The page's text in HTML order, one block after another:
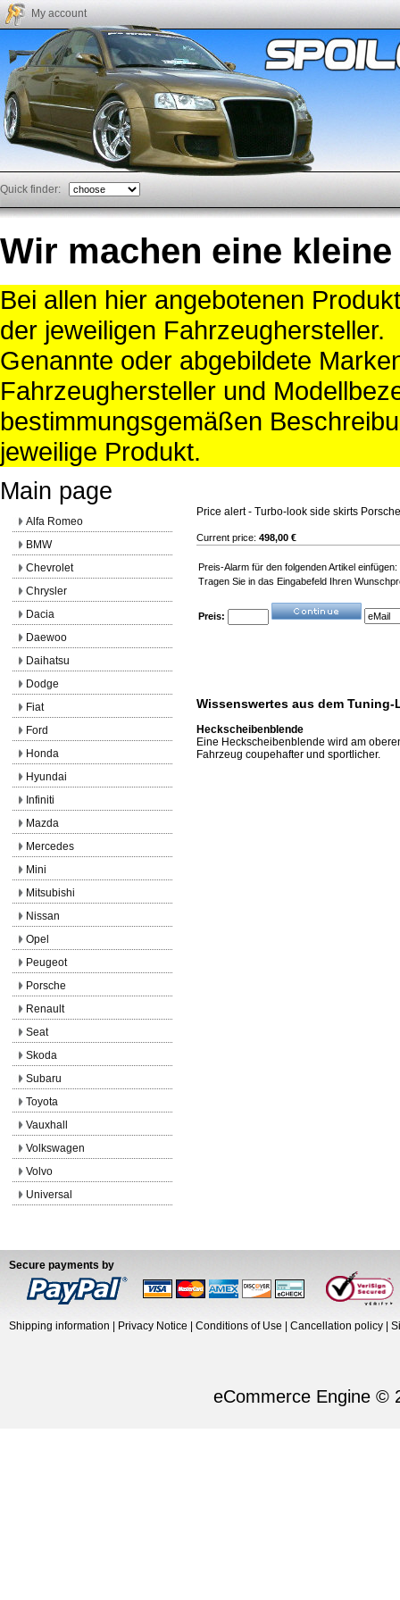
My account
Quick finder:
Wir machen eine kleine
Bei allen hier angebotenen
der jeweiligen Fahrzeughersteller.
Genannte oder abgebildete
Fahrzeughersteller und
bestimmungsgemäßen
jeweilige Produkt.
Main page
Price alert - Turbo-look side skirts
Current price: 498,00 €
Preis-Alarm für den folgenden Artikel
Tragen Sie in das Eingabefeld Ihren
Preis:
Wissenswertes aus dem
Heckscheibenblende
Eine Heckscheibenblende wird am
Fahrzeug coupehafter und sportlicher.
Alfa Romeo
BMW
Chevrolet
Chrysler
Dacia
Daewoo
Daihatsu
Dodge
Fiat
Ford
Honda
Hyundai
Infiniti
Mazda
Mercedes
Mini
Mitsubishi
Nissan
Opel
Peugeot
Porsche
Renault
Seat
Skoda
Subaru
Toyota
Vauxhall
Volkswagen
Volvo
Universal
Secure payments by
Shipping information | Privacy Notice | Conditions of Use | Cancellation policy |
eCommerce Engine ©